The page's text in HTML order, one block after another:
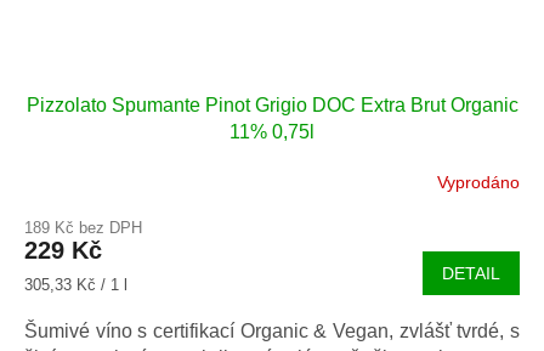
Pizzolato Spumante Pinot Grigio DOC Extra Brut Organic
11% 0,75l
Vyprodáno
189 Kč bez DPH
229 Kč
Měrná
305,33 Kč / 1 l
DETAIL
Šumivé víno s certifikací Organic & Vegan, zvlášť tvrdé, s